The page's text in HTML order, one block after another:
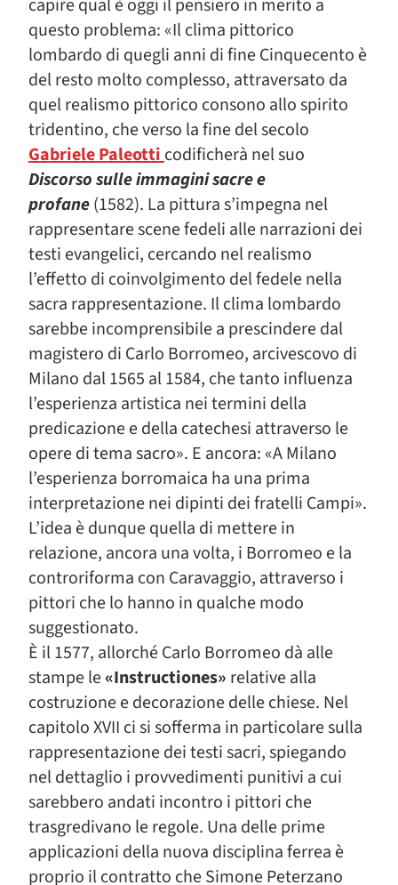
capire qual è oggi il pensiero in merito a
questo problema: «Il clima pittorico
lombardo di quegli anni di fine Cinquecento è
del resto molto complesso, attraversato da
quel realismo pittorico consono allo spirito
tridentino, che verso la fine del secolo
Gabriele Paleotticodificherà nel suo
Discorso sulle immagini sacre e
profane(1582). La pittura s’impegna nel
rappresentare scene fedeli alle narrazioni dei
testi evangelici, cercando nel realismo
l’effetto di coinvolgimento del fedele nella
sacra rappresentazione. Il clima lombardo
sarebbe incomprensibile a prescindere dal
magistero di Carlo Borromeo, arcivescovo di
Milano dal 1565 al 1584, che tanto influenza
l’esperienza artistica nei termini della
predicazione e della catechesi attraverso le
opere di tema sacro». E ancora: «A Milano
l’esperienza borromaica ha una prima
interpretazione nei dipinti dei fratelli Campi».
L’idea è dunque quella di mettere in
relazione, ancora una volta, i Borromeo e la
controriforma con Caravaggio, attraverso i
pittori che lo hanno in qualche modo
suggestionato.
È il 1577, allorché Carlo Borromeo dà alle
stampe le«Instructiones» relative alla
costruzione e decorazione delle chiese. Nel
capitolo XVII ci si sofferma in particolare sulla
rappresentazione dei testi sacri, spiegando
nel dettaglio i provvedimenti punitivi a cui
sarebbero andati incontro i pittori che
trasgredivano le regole. Una delle prime
applicazioni della nuova disciplina ferrea è
proprio il contratto che Simone Peterzano